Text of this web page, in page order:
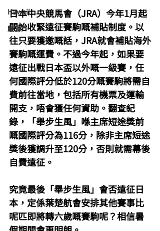
Hawaii
駿源
日本中央競馬會（JRA）今年1月起
開始收緊遠征賽駒嘅補貼制度。以
往只要獲邀嘅話，JRA就會補貼海外
賽駒嘅運費。不過今年起，如果要
遠征出戰日本盃以外嘅一級賽，任
何國際評分低於120分嘅賽駒將需自
費前往當地，包括所有機票及運輸
開支，唔會獲任何資助。翻查紀
錄，「舉步生風」喺主席短途獎前
嘅國際評分為116分，除非主席短途
獎後獲調升至120分，否則就需幕後
自費遠征。
究竟最後「舉步生風」會否遠征日
本，定係葉楚航會安排其他賽事比
呢匹即將轉六歲嘅賽駒呢？相信暑